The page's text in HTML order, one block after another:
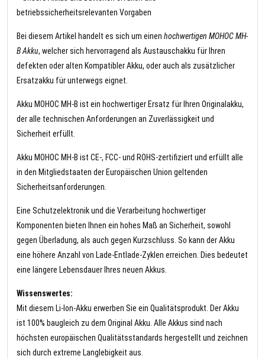
betriebssicherheitsrelevanten Vorgaben
Bei diesem Artikel handelt es sich um einen hochwertigen MOHOC MH-
B Akku, welcher sich hervorragend als Austauschakku für Ihren
defekten oder alten Kompatibler Akku, oder auch als zusätzlicher
Ersatzakku für unterwegs eignet.
Akku MOHOC MH-B ist ein hochwertiger Ersatz für Ihren Originalakku,
der alle technischen Anforderungen an Zuverlässigkeit und
Sicherheit erfüllt.
Akku MOHOC MH-B ist CE-, FCC- und ROHS-zertifiziert und erfüllt alle
in den Mitgliedstaaten der Europäischen Union geltenden
Sicherheitsanforderungen.
Eine Schutzelektronik und die Verarbeitung hochwertiger
Komponenten bieten Ihnen ein hohes Maß an Sicherheit, sowohl
gegen Überladung, als auch gegen Kurzschluss. So kann der Akku
eine höhere Anzahl von Lade-Entlade-Zyklen erreichen. Dies bedeutet
eine längere Lebensdauer Ihres neuen Akkus.
Wissenswertes:
Mit diesem Li-Ion-Akku erwerben Sie ein Qualitätsprodukt. Der Akku
ist 100% baugleich zu dem Original Akku. Alle Akkus sind nach
höchsten europäischen Qualitätsstandards hergestellt und zeichnen
sich durch extreme Langlebigkeit aus.